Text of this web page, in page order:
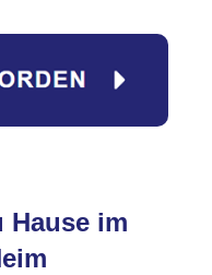
Hause im